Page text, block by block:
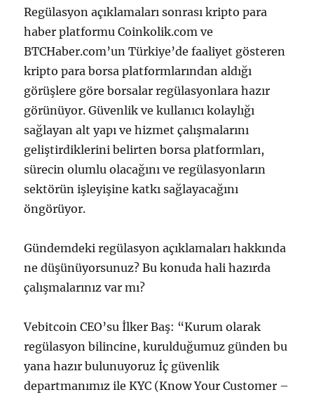
Regülasyon açıklamaları sonrası kripto para
haber platformu Coinkolik.com ve
BTCHaber.com’un Türkiye’de faaliyet gösteren
kripto para borsa platformlarından aldığı
görüşlere göre borsalar regülasyonlara hazır
görünüyor. Güvenlik ve kullanıcı kolaylığı
sağlayan alt yapı ve hizmet çalışmalarını
geliştirdiklerini belirten borsa platformları,
sürecin olumlu olacağını ve regülasyonların
sektörün işleyişine katkı sağlayacağını
öngörüyor.
Gündemdeki regülasyon açıklamaları hakkında
ne düşünüyorsunuz? Bu konuda hali hazırda
çalışmalarınız var mı?
Vebitcoin CEO’su İlker Baş: “Kurum olarak
regülasyon bilincine, kurulduğumuz günden bu
yana hazır bulunuyoruz İç güvenlik
departmanımız ile KYC (Know Your Customer –